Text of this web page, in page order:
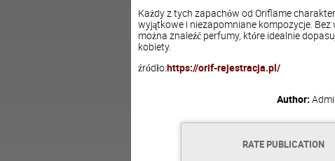
Każdy z tych zapachów od Oriflame
wyjątkowe i niezapomniane kompozycje.
można znaleźć perfumy, które idealnie
kobiety.
źródło:https://orif-rejestracja.pl/
Author:
RATE PUBLICATION